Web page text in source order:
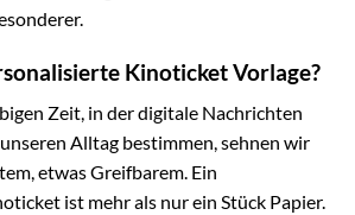
Kinoticket Vorlage?
Zeit, in der digitale Nachrichten
Alltag bestimmen, sehnen wir
etwas Greifbarem. Ein
ist mehr als nur ein Stück Papier.